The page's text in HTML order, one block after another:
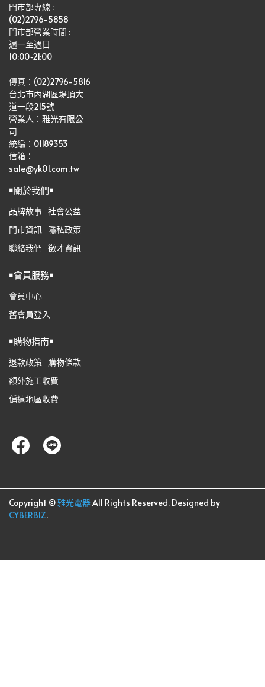
門市部專線 :
(02)2796-5858
門市部營業時間 :
週一至週日
10:00~21:00
傳真：(02)2796-5816
台北市內湖區堤頂大
道一段215號
營業人：雅光有限公
司
統編：01189353
信箱：
sale@yk01.com.tw
￭關於我們￭
品牌故事 社會公益
門市資訊
隱私政策
聯絡我們 徵才資訊
￭會員服務￭
會員中心
舊會員登入
￭購物指南￭
退款政策 購物條款
額外施工收費
偏遠地區收費
Copyright ©雅光電器All Rights Reserved. Designed by
CYBERBIZ.